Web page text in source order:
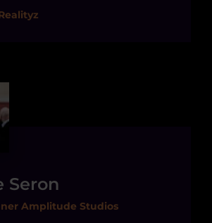
Seron
Amplitude Studios